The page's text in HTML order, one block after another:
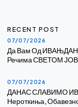
RECENT POST
07/07/2026
Да Вам Од
Речима СВЕТОМ
07/07/2026
ДАНАС СЛАВИМО
Нероткиња,